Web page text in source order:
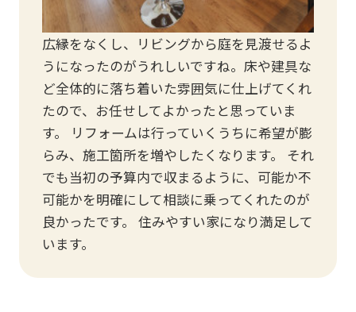
広縁をなくし、リビングから庭を見渡せるよ
うになったのがうれしいですね。床や建具な
ど全体的に落ち着いた雰囲気に仕上げてくれ
たので、お任せしてよかったと思っていま
す。 リフォームは行っていくうちに希望が膨
らみ、施工箇所を増やしたくなります。 それ
でも当初の予算内で収まるように、可能か不
可能かを明確にして相談に乗ってくれたのが
良かったです。 住みやすい家になり満足して
います。